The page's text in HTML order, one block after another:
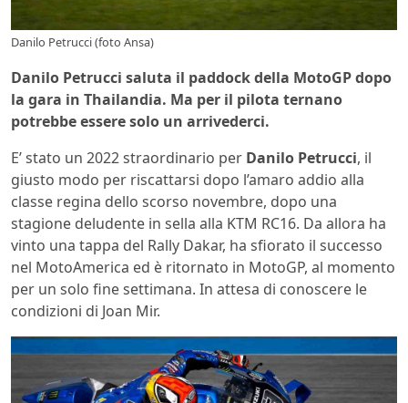
Danilo Petrucci (foto Ansa)
Danilo Petrucci saluta il paddock della MotoGP dopo
la gara in Thailandia. Ma per il pilota ternano
potrebbe essere solo un arrivederci.
E’ stato un 2022 straordinario per Danilo Petrucci, il
giusto modo per riscattarsi dopo l’amaro addio alla
classe regina dello scorso novembre, dopo una
stagione deludente in sella alla KTM RC16. Da allora ha
vinto una tappa del Rally Dakar, ha sfiorato il successo
nel MotoAmerica ed è ritornato in MotoGP, al momento
per un solo fine settimana. In attesa di conoscere le
condizioni di Joan Mir.